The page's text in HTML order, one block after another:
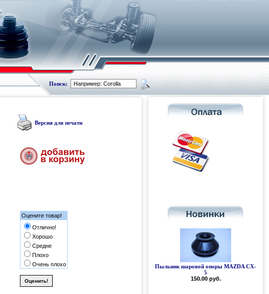
Поиск:
Версия для печати
Оцените товар!
Отлично!
Хорошо
Средне
Плохо
Очень плохо
Пыльник шаровой опоры MAZDA CX-
5
150.00 руб.